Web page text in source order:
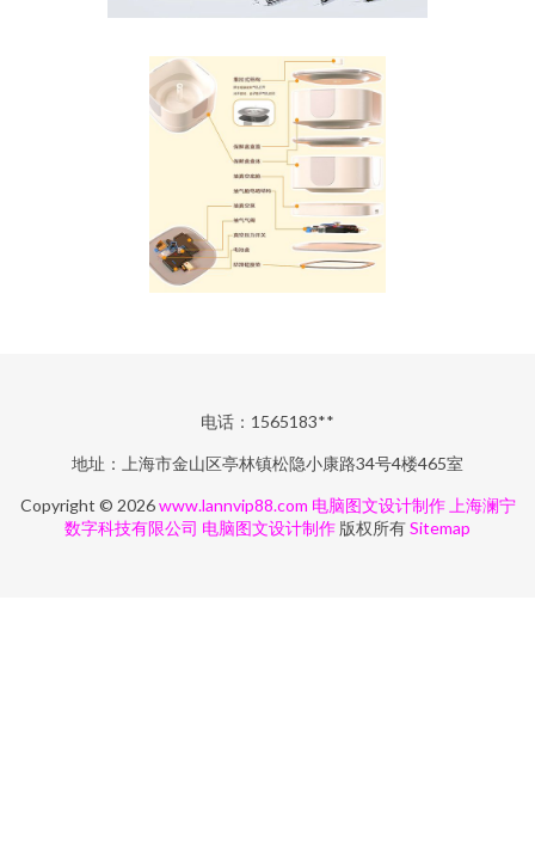
电话：1565183**
地址：上海市金山区亭林镇松隐小康路34号4楼465室
Copyright © 2026www.lannvip88.com 电脑图文设计制作 上海澜宁
数字科技有限公司 电脑图文设计制作 版权所有Sitemap